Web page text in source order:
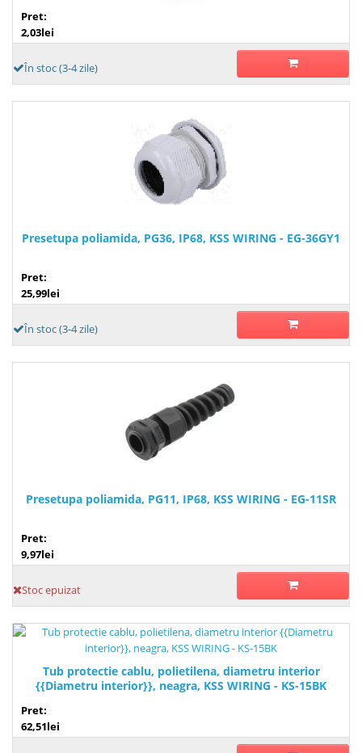
Pret:
2,03lei
În stoc (3-4 zile)
Presetupa poliamida, PG36, IP68, KSS WIRING - EG-36GY1
Pret:
25,99lei
În stoc (3-4 zile)
Presetupa poliamida, PG11, IP68, KSS WIRING - EG-11SR
Pret:
9,97lei
Stoc epuizat
Tub protectie cablu, polietilena, diametru interior
{{Diametru interior}}, neagra, KSS WIRING - KS-15BK
Pret:
62,51lei